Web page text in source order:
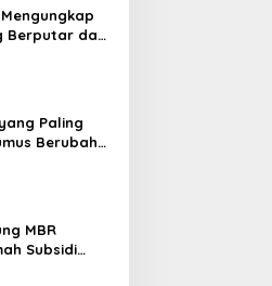
Berputar dan
Paling
Berubah
Alam
MBR
Subsidi